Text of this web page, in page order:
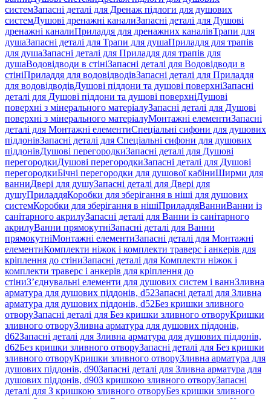
системЗапасні деталі для Дренаж підлоги для душових
системДушові дренажні каналиЗапасні деталі для Душові
дренажні каналиПриладдя для дренажних каналівТрапи для
душаЗапасні деталі для Трапи для душаПриладдя для трапів
для душаЗапасні деталі для Приладдя для трапів для
душаВодовідводи в стініЗапасні деталі для Водовідводи в
стініПриладдя для водовідводівЗапасні деталі для Приладдя
для водовідводівДушові піддони та душові поверхніЗапасні
деталі для Душові піддони та душові поверхніДушові
поверхні з мінерального матеріалуЗапасні деталі для Душові
поверхні з мінерального матеріалуМонтажні елементиЗапасні
деталі для Монтажні елементиСпеціальні сифони для душових
піддонівЗапасні деталі для Спеціальні сифони для душових
піддонівДушові перегородкиЗапасні деталі для Душові
перегородкиДушові перегородкиЗапасні деталі для Душові
перегородкиБічні перегородки для душової кабіниШирми для
ванниДвері для душуЗапасні деталі для Двері для
душуПриладдяКоробки для зберігання в ніші для душових
системКоробки для зберігання в нішіПриладдяВанниВанни із
санітарного акрилуЗапасні деталі для Ванни із санітарного
акрилуВанни прямокутніЗапасні деталі для Ванни
прямокутніМонтажні елементиЗапасні деталі для Монтажні
елементиКомплекти ніжок і комплекти траверс і анкерів для
кріплення до стіниЗапасні деталі для Комплекти ніжок і
комплекти траверс і анкерів для кріплення до
стіниЗ’єднувальні елементи для душових систем і ваннЗливна
арматура для душових піддонів, d52Запасні деталі для Зливна
арматура для душових піддонів, d52Без кришки зливного
отворуЗапасні деталі для Без кришки зливного отворуКришки
зливного отворуЗливна арматура для душових піддонів,
d62Запасні деталі для Зливна арматура для душових піддонів,
d62Без кришки зливного отворуЗапасні деталі для Без кришки
зливного отворуКришки зливного отворуЗливна арматура для
душових піддонів, d90Запасні деталі для Зливна арматура для
душових піддонів, d90З кришкою зливного отворуЗапасні
деталі для З кришкою зливного отворуБез кришки зливного